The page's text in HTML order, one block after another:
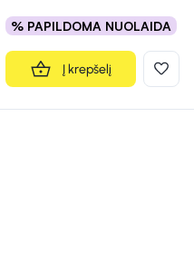
% PAPILDOMA NUOLAIDA
Į krepšelį